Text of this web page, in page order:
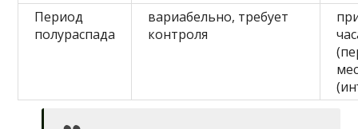
Период
полураспада
вариабельно, требует
контроля